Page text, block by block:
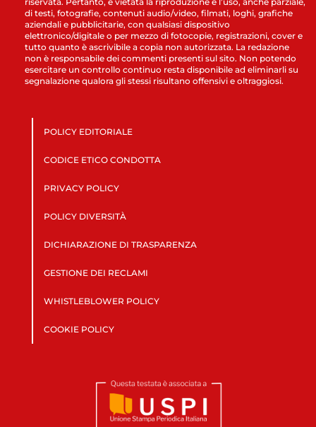
di testi, fotografie, contenuti audio/video, filmati, loghi, grafiche
aziendali e pubblicitarie, con qualsiasi dispositivo
elettronico/digitale o per mezzo di fotocopie, registrazioni, cover e
tutto quanto è ascrivibile a copia non autorizzata. La redazione
non è responsabile dei commenti presenti sul sito. Non potendo
esercitare un controllo continuo resta disponibile ad eliminarli su
segnalazione qualora gli stessi risultano offensivi e oltraggiosi.
POLICY EDITORIALE
CODICE ETICO CONDOTTA
PRIVACY POLICY
POLICY DIVERSITÀ
DICHIARAZIONE DI TRASPARENZA
GESTIONE DEI RECLAMI
WHISTLEBLOWER POLICY
COOKIE POLICY